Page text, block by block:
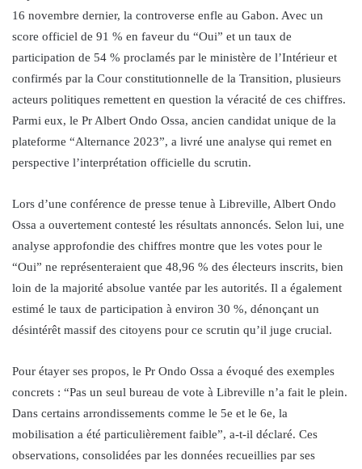
16 novembre dernier, la controverse enfle au Gabon. Avec un
score officiel de 91 % en faveur du “Oui” et un taux de
participation de 54 % proclamés par le ministère de l’Intérieur et
confirmés par la Cour constitutionnelle de la Transition, plusieurs
acteurs politiques remettent en question la véracité de ces chiffres.
Parmi eux, le Pr Albert Ondo Ossa, ancien candidat unique de la
plateforme “Alternance 2023”, a livré une analyse qui remet en
perspective l’interprétation officielle du scrutin.
Lors d’une conférence de presse tenue à Libreville, Albert Ondo
Ossa a ouvertement contesté les résultats annoncés. Selon lui, une
analyse approfondie des chiffres montre que les votes pour le
“Oui” ne représenteraient que 48,96 % des électeurs inscrits, bien
loin de la majorité absolue vantée par les autorités. Il a également
estimé le taux de participation à environ 30 %, dénonçant un
désintérêt massif des citoyens pour ce scrutin qu’il juge crucial.
Pour étayer ses propos, le Pr Ondo Ossa a évoqué des exemples
concrets : “Pas un seul bureau de vote à Libreville n’a fait le plein.
Dans certains arrondissements comme le 5e et le 6e, la
mobilisation a été particulièrement faible”, a-t-il déclaré. Ces
observations, consolidées par les données recueillies par ses